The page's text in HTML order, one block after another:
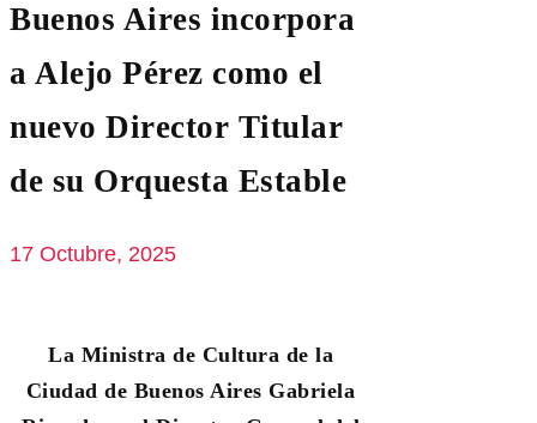
Buenos Aires incorpora
a Alejo Pérez como el
nuevo Director Titular
de su Orquesta Estable
17 Octubre, 2025
La Ministra de Cultura de la
Ciudad de Buenos Aires Gabriela